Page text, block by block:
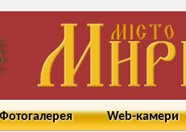
Фотогалерея Web-камери